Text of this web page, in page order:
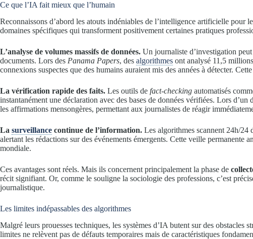
Ce que l’IA fait mieux que l’humain
Reconnaissons d’abord les atouts indéniables de l’intelligence artificielle pour
domaines spécifiques qui transforment positivement certaines pratiques
L’analyse de volumes massifs de données. Un journaliste d’investigation
documents. Lors des Panama Papers, des algorithmes ont analysé 11,5
connexions suspectes que des humains auraient mis des années à détecter.
La vérification rapide des faits. Les outils de fact-checking automatisés
instantanément une déclaration avec des bases de données vérifiées. Lors d’un
les affirmations mensongères, permettant aux journalistes de réagir
La surveillance continue de l’information. Les algorithmes scannent 24h/24
alertant les rédactions sur des événements émergents. Cette veille permanente
mondiale.
Ces avantages sont réels. Mais ils concernent principalement la phase de
récit signifiant. Or, comme le souligne la sociologie des professions, c’est
journalistique.
Les limites indépassables des algorithmes
Malgré leurs prouesses techniques, les systèmes d’IA butent sur des obstacles
limites ne relèvent pas de défauts temporaires mais de caractéristiques